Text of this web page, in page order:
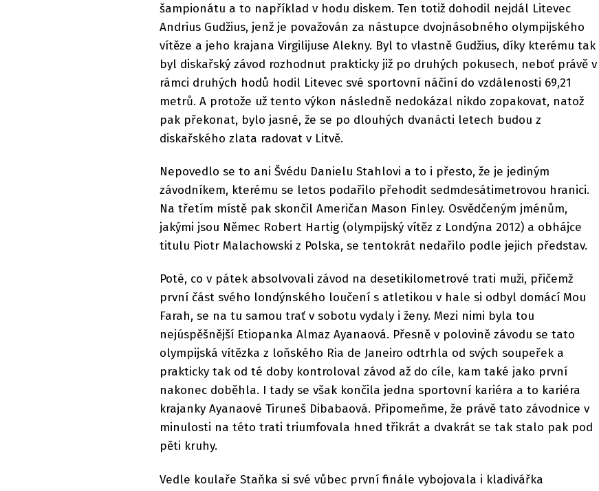
šampionátu a to například v hodu diskem. Ten totiž dohodil nejdál Litevec
Andrius Gudžius, jenž je považován za nástupce dvojnásobného olympijského
vítěze a jeho krajana Virgilijuse Alekny. Byl to vlastně Gudžius, díky kterému tak
byl diskařský závod rozhodnut prakticky již po druhých pokusech, neboť právě v
rámci druhých hodů hodil Litevec své sportovní náčiní do vzdálenosti 69,21
metrů. A protože už tento výkon následně nedokázal nikdo zopakovat, natož
pak překonat, bylo jasné, že se po dlouhých dvanácti letech budou z
diskařského zlata radovat v Litvě.
Nepovedlo se to ani Švédu Danielu Stahlovi a to i přesto, že je jediným
závodníkem, kterému se letos podařilo přehodit sedmdesátimetrovou hranici.
Na třetím místě pak skončil Američan Mason Finley. Osvědčeným jménům,
jakými jsou Němec Robert Hartig (olympijský vítěz z Londýna 2012) a obhájce
titulu Piotr Malachowski z Polska, se tentokrát nedařilo podle jejich představ.
Poté, co v pátek absolvovali závod na desetikilometrové trati muži, přičemž
první část svého londýnského loučení s atletikou v hale si odbyl domácí Mou
Farah, se na tu samou trať v sobotu vydaly i ženy. Mezi nimi byla tou
nejúspěšnější Etiopanka Almaz Ayanaová. Přesně v polovině závodu se tato
olympijská vítězka z loňského Ria de Janeiro odtrhla od svých soupeřek a
prakticky tak od té doby kontroloval závod až do cíle, kam také jako první
nakonec doběhla. I tady se však končila jedna sportovní kariéra a to kariéra
krajanky Ayanaové Tiruneš Dibabaová. Připomeňme, že právě tato závodnice v
minulosti na této trati triumfovala hned třikrát a dvakrát se tak stalo pak pod
pěti kruhy.
Vedle koulaře Staňka si své vůbec první finále vybojovala i kladivářka